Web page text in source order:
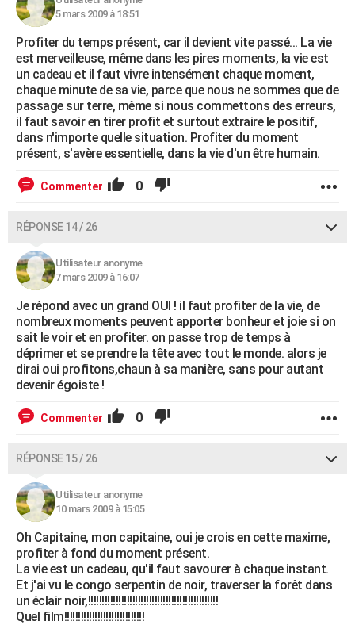
5 mars 2009 à 18:51
Profiter du temps présent, car il devient vite passé... La vie
est merveilleuse, même dans les pires moments, la vie est
un cadeau et il faut vivre intensément chaque moment,
chaque minute de sa vie, parce que nous ne sommes que de
passage sur terre, même si nous commettons des erreurs,
il faut savoir en tirer profit et surtout extraire le positif,
dans n'importe quelle situation. Profiter du moment
présent, s'avère essentielle, dans la vie d'un être humain.
Commenter 0
RÉPONSE 14 / 26
Utilisateur anonyme
7 mars 2009 à 16:07
Je répond avec un grand OUI ! il faut profiter de la vie, de
nombreux moments peuvent apporter bonheur et joie si on
sait le voir et en profiter. on passe trop de temps à
déprimer et se prendre la tête avec tout le monde. alors je
dirai oui profitons,chaun à sa manière, sans pour autant
devenir égoiste !
Commenter 0
RÉPONSE 15 / 26
Utilisateur anonyme
10 mars 2009 à 15:05
Oh Capitaine, mon capitaine, oui je crois en cette maxime,
profiter à fond du moment présent.
La vie est un cadeau, qu'il faut savourer à chaque instant.
Et j'ai vu le congo serpentin de noir, traverser la forêt dans
un éclair noir,!!!!!!!!!!!!!!!!!!!!!!!!!!!!!!!!!!!!!!!!!!!!!!!
Quel film!!!!!!!!!!!!!!!!!!!!!!!!!!!!!